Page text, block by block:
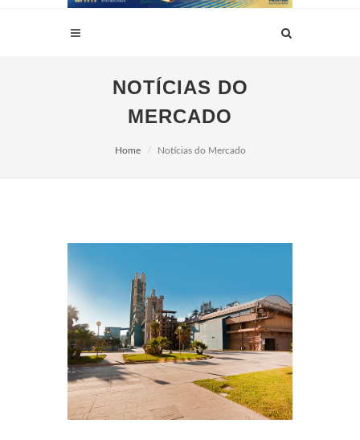
NOTÍCIAS DO
MERCADO
Home Notícias do Mercado